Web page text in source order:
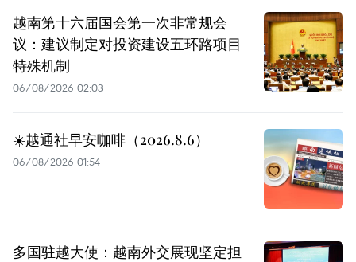
越南第十六届国会第一次非常规会
议：建议制定对投资建设五环路项目
特殊机制
06/08/2026 02:03
☀️越通社早安咖啡（2026.8.6）
06/08/2026 01:54
多国驻越大使：越南外交展现坚定担